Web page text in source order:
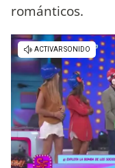
románticos.